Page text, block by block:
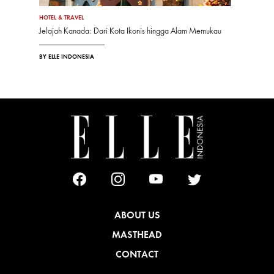
HOTEL & TRAVEL
Jelajah Kanada: Dari Kota Ikonis hingga Alam Memukau
BY ELLE INDONESIA
ABOUT US
MASTHEAD
CONTACT